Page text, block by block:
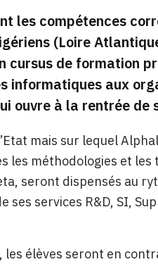
les compétences
(Loire
cursus de formation
informatiques aux
ouvre à la rentrée de
mais sur lequel
les méthodologies et
seront dispensés au
ses services R&D, SI,
les élèves seront en